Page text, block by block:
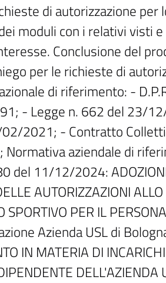
di autorizzazione per
moduli con i relativi visti
Conclusione del
per le richieste di
di riferimento: -
- Legge n. 662 del 23/
2021; - Contratto
Normativa aziendale di
del 11/12/2024:
AUTORIZZAZIONI
PER IL
Azienda USL di
IN MATERIA DI INCARICHI
DELL'AZIENDA